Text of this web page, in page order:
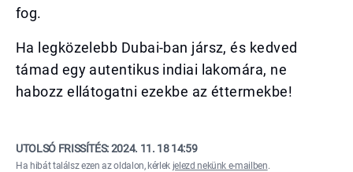
fog.
Ha legközelebb Dubai-ban jársz, és kedved
támad egy autentikus indiai lakomára, ne
habozz ellátogatni ezekbe az éttermekbe!
UTOLSÓ FRISSÍTÉS:2024. 11. 18 14:59
Ha hibát találsz ezen az oldalon, kérlek jelezd nekünk e-mailben.